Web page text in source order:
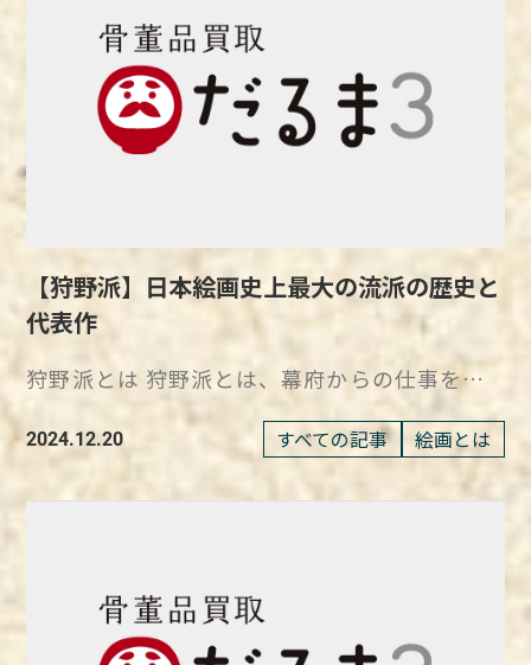
のオブジェの鑑賞が可能です。 この作品は、
訪れた人が中に入れるユニークな設計が特徴で
す。 草間彌生本人はこの作品について、「太陽
の赤い光を探して宇宙の果てまできたら、それ
は直島の海の中で赤かぼちゃに変身してしまっ
ゃのコントラストは、訪れる人々を魅了してや
みません。 かぼちゃシリーズ：草間彌生のア
ートが描く生命と個性 草間彌生の「かぼちゃ
シリーズ」は、彼女の生き方や創作の本質を象
徴するモチーフです。 幼少期に目にしたかぼ
ちゃから「精神的力強さ」を感じた彼女は、こ
れを自分の創作に取り入れました。 同じ形の
ものが一つとして存在しないかぼちゃは、草間
彌生の個性や人生観を表現するのに最適な存在
ぼちゃアートに触れる機会は日本各地に広がっ
ています。 日本各地で彼女の作品に触れ、そ
回ご紹介した『SHIP’S CAT』シリーズは、旅
の守り神という意味を込めて制作されていま
す。 中でも、岡本太郎記念館に展示されている
『SHIP’S CAT/宇宙猫』は、無機質で何もなか
った地球に生命の種をまき、生命を誕生させた
ョンを受け、『SHIP’S CAT』が乗ってきた宇
宙船『LUCA号』の残骸が『太陽の塔』である
というストーリーを組み立てています。 ヤノ
ベケンジが制作する作品は、ワクワクするよう
なものが多くあり、子どもから大人まで見て楽
しめるでしょう。 また、作品には未来に対す
る希望の意味が込められているなど、社会的な
メッセージも託されており、楽しみながらも考
えさせられる作品となっています。 ヤノベケ
い。 https://daruma3.jp/kottouhin/339
作品に選ばれています。 タイトルの通り、反戦
をテーマとした作品ですが、アメリカンコミッ
クやポップアートからの影響が色彩やデザイン
に反映されており、ポップな印象も与えます。
田名網が『NO MORE WAR』シリーズに込めた
に取り入れられている点も魅力の一つです。
「NO MORE WAR」シリーズを通して、当時の
アメリカンカルチャーが田名網の感性に与えた
衝撃を、私たちも体感できることでしょう。
極彩色で描かれたポップでシュールな田名網敬
一の作品 田名網が制作する作品の特徴は、な
んといっても極彩色で描かれたポップでシュー
ルなデザインです。 夢や記憶、幻想、幻覚な
ど、田名網の実体験に基づいたテーマが奇抜で
ライト、擬人化された爆弾や動物など、田名網
の幼少期の戦争体験に由来するモチーフが頻繁
に登場します。 また、SF雑誌や漫画、映画な
の海辺』は、彼の芸術人生の集大成ともいえる
作品です。 長い年月を経て奄美大島の自然と
向き合い、そこで見た風景を命を削るように描
いたこの作品には、彼が自然と一体化するかの
ような深い思索と感情が表れています。 アダ
には浜辺の砂が写実的に描かれ、細やかな筆致
で一粒一粒が丁寧に表現されています。 そし
て、砂浜の向こうには、穏やかに広がる海と、
さざ波が美しく描かれ、まるでその風景が画面
の外に広がっているかのようです。 奄美の自
然の神秘を表現している生命力あふれるアダン
田中一村の『アダンの海辺』は、奄美大島の自
然の神秘を深く掘り下げた、彼の精魂が込めら
れた作品です。 一村が奄美で過ごした年月の
は、夕暮れどきの雲の乱立と、海浜の白黒の砂
礫を表現することでした。 彼はその完成度に
の作品はその華やかさと独特のスタイルで知ら
れています。 『ムーラン・ルージュの舞踏
会』は、1889年に制作された著名なポスター
で、彼の代表作の一つです。 この作品は、フラ
ンスのパリにあるムーラン・ルージュの舞踏会
ン・ルージュの舞踏会 作者：ジュール・シェ
レ 制作年：1889年 技法・材質：リトグラフ・
紙 寸法：59.5 × 40.0cm 所蔵：デイヴィッ
ド・E.ワイズマン&ジャクリーヌ・E.マイケル
『ムーラン・ルージュの舞踏会』は、シェレの
特徴的なスタイルである明るい色彩と動きのあ
る構図が際立っており、当時のパリの社交界の
華やかさを表現しています。 シェレは、舞踏
会の楽しさや活気を視覚的に伝えるために、踊
して知られており、彼の作品が街中に広がるこ
とで、ポスターというメディアの重要性を高め
【狩野派】日本絵画史上最大の流派の歴史と
代表作
狩野派とは 狩野派とは、幕府からの仕事を請
け負っていた絵師集団で、日本絵画史上最大の
画派と呼ばれています。 室町時代の中期から
江戸時代末期までの約400年にわたって活動を
つづけ、常に画壇の中心で活躍していました。
トップに君臨し続けた集団は、世界的にもほと
んど例がありません。 その時代の権力者と強
い結びつきを持ち続けた狩野派は、内裏や城
2024.12.20 すべての記事 絵画とは